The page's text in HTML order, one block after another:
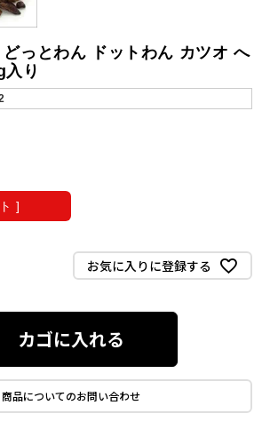
どっとわん ドットわん カツオ へ
入り
]
お気に入りに登録する
カゴに入れる
商品についてのお問い合わせ